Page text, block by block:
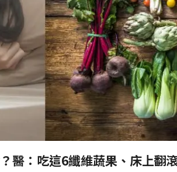
醫：吃這6纖維蔬果、床上翻